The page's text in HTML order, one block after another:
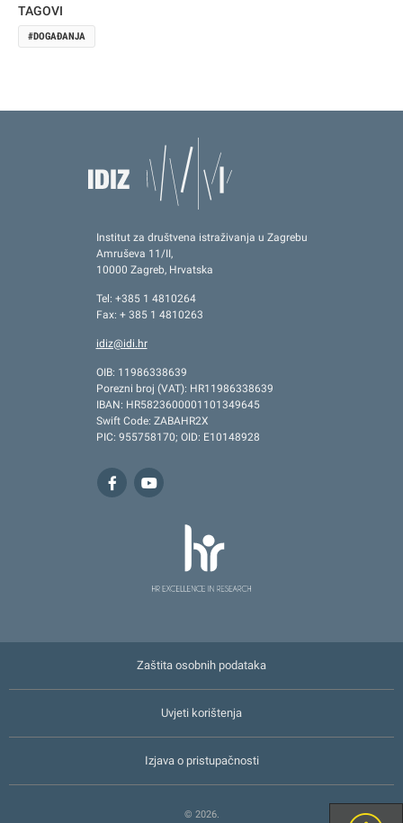
TAGOVI
DOGAĐANJA
Institut za društvena istraživanja u Zagrebu
Amruševa 11/II,
10000 Zagreb, Hrvatska
Tel: +385 1 4810264
Fax: + 385 1 4810263
idiz@idi.hr
OIB: 11986338639
Porezni broj (VAT): HR11986338639
IBAN: HR5823600001101349645
Swift Code: ZABAHR2X
PIC: 955758170; OID: E10148928
Zaštita osobnih podataka
Uvjeti korištenja
Izjava o pristupačnosti
© 2026.